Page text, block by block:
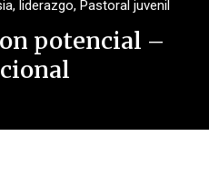
, liderazgo, Pastoral juvenil
potencial –